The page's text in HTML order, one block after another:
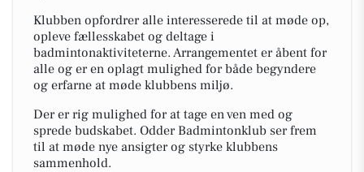
Klubben opfordrer alle interesserede til at møde op,
opleve fællesskabet og deltage i
badmintonaktiviteterne. Arrangementet er åbent for
alle og er en oplagt mulighed for både begyndere
og erfarne at møde klubbens miljø.
Der er rig mulighed for at tage en ven med og
sprede budskabet. Odder Badmintonklub ser frem
til at møde nye ansigter og styrke klubbens
sammenhold.